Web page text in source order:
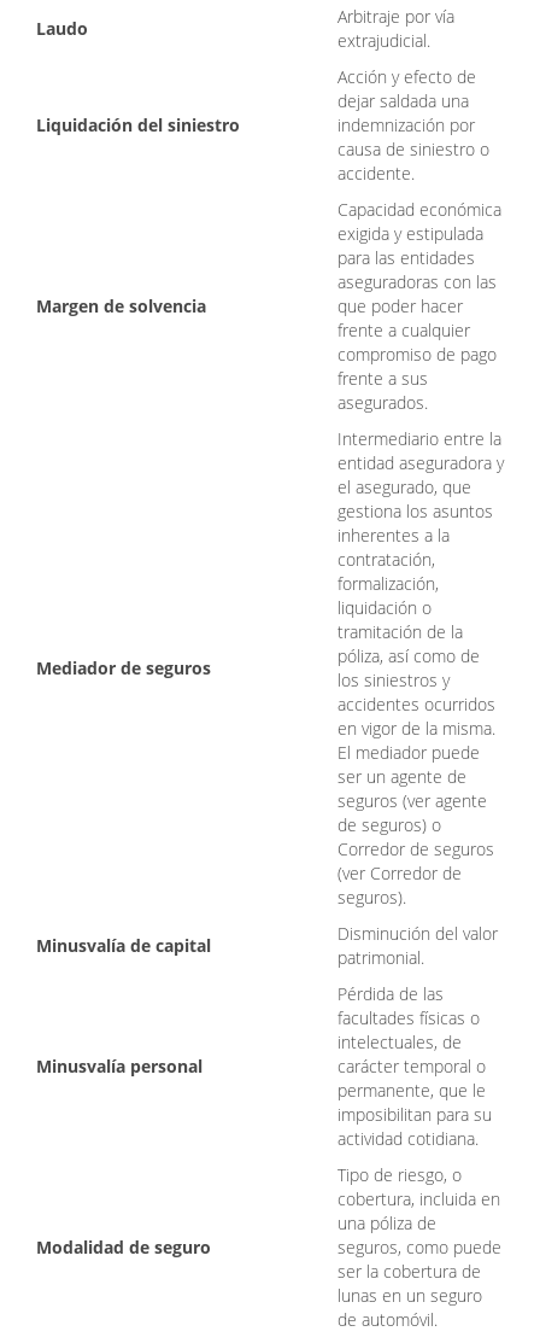
Laudo
Arbitraje por vía
extrajudicial.
Liquidación del siniestro
Acción y efecto de
dejar saldada una
indemnización por
causa de siniestro o
accidente.
Margen de solvencia
Capacidad económica
exigida y estipulada
para las entidades
aseguradoras con las
que poder hacer
frente a cualquier
compromiso de pago
frente a sus
asegurados.
Mediador de seguros
Intermediario entre la
entidad aseguradora y
el asegurado, que
gestiona los asuntos
inherentes a la
contratación,
formalización,
liquidación o
tramitación de la
póliza, así como de
los siniestros y
accidentes ocurridos
en vigor de la misma.
El mediador puede
ser un agente de
seguros (ver agente
de seguros) o
Corredor de seguros
(ver Corredor de
seguros).
Minusvalía de capital
Disminución del valor
patrimonial.
Minusvalía personal
Pérdida de las
facultades físicas o
intelectuales, de
carácter temporal o
permanente, que le
imposibilitan para su
actividad cotidiana.
Modalidad de seguro
Tipo de riesgo, o
cobertura, incluida en
una póliza de
seguros, como puede
ser la cobertura de
lunas en un seguro
de automóvil.